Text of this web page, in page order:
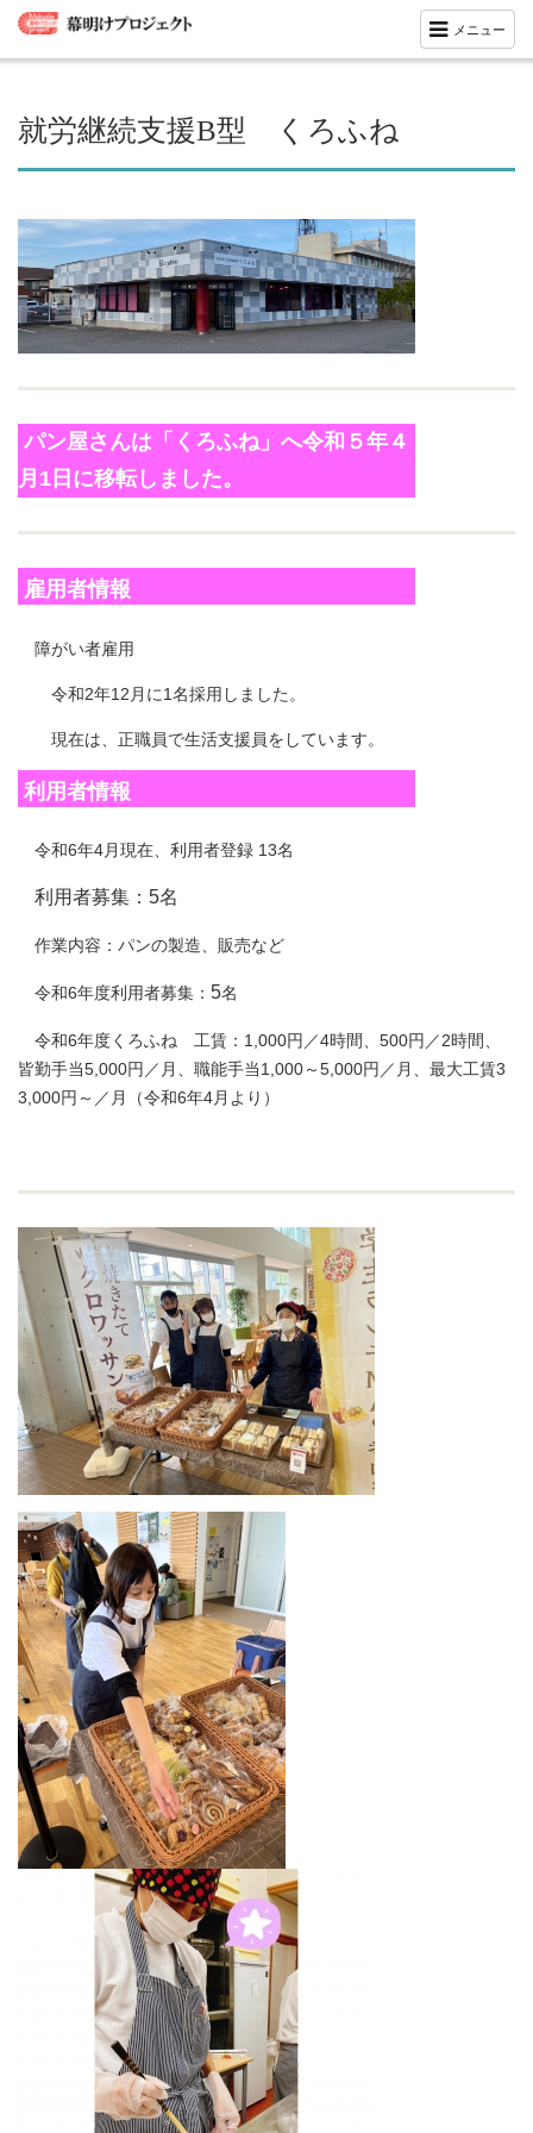
メニュー
就労継続支援B型 くろふね
パン屋さんは「くろふね」へ令和５年４
月1日に移転しました。
雇用者情報
障がい者雇用
令和2年12月に1名採用しました。
現在は、正職員で生活支援員をしています。
利用者情報
令和6年4月現在、利用者登録 13名
利用者募集：5名
作業内容：パンの製造、販売など
令和6年度利用者募集： 5名
令和6年度くろふね 工賃：1,000円／4時間、500円／2時間、
皆勤手当5,000円／月、職能手当1,000～5,000円／月、最大工賃3
3,000円～／月（令和6年4月より）